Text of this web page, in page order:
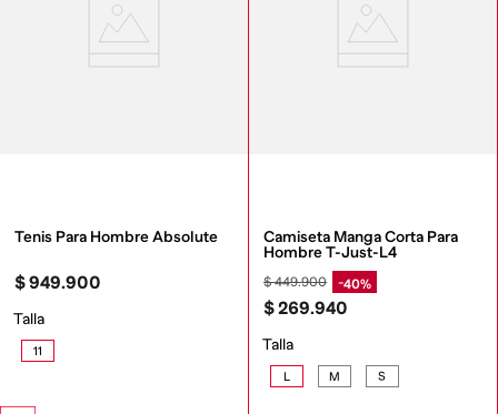
Tenis Para Hombre Absolute
$949.900
Talla
11
Camiseta Manga Corta Para
Hombre T-Just-L4
$449.900 40%
$269.940
Talla
L M S